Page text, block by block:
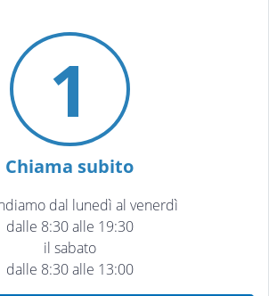
1
Chiama subito
dal lunedì al venerdì
dalle 8:30 alle 19:30
il sabato
dalle 8:30 alle 13:00